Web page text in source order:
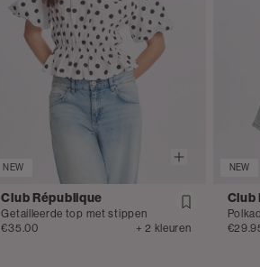
NEW
Club République
Getailleerde top met stippen
€35.00
+ 2 kleuren
NEW
Club